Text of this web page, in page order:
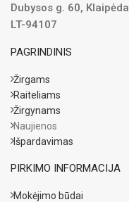
Dubysos g. 60, Klaipėda
LT-94107
PAGRINDINIS
Žirgams
Raiteliams
Žirgynams
Naujienos
Išpardavimas
PIRKIMO INFORMACIJA
Mokėjimo būdai